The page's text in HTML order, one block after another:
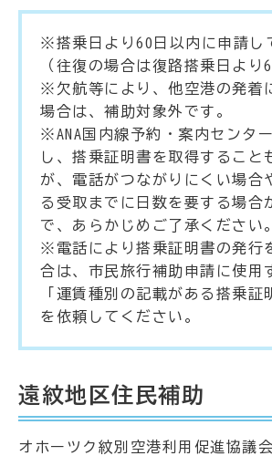
※搭乗日より60日以内に申請し
（往復の場合は復路搭乗日より
※欠航等により、他空港の発着
場合は、補助対象外です。
※ANA国内線予約・案内センタ
し、搭乗証明書を取得すること
が、電話がつながりにくい場合
る受取までに日数を要する場合
で、あらかじめご了承ください。
※電話により搭乗証明書の発行
合は、市民旅行補助申請に使用
「運賃種別の記載がある搭乗証
を依頼してください。
遠紋地区住民補助
オホーツク紋別空港利用促進協議